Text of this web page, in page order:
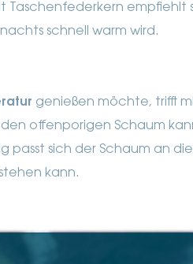
empfiehlt
schnell warm wird.
genießen möchte, trifft
offenporigen Schaum
sich der Schaum an
kann.